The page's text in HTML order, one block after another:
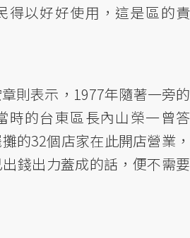
得以好好使用，這是區的責
則表示，1977年隨著一旁的
時的台東區長內山榮一曾答
的32個店家在此開店營業，
錢出力蓋成的話，便不需要